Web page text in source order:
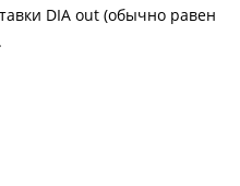
DIA out (обычно равен